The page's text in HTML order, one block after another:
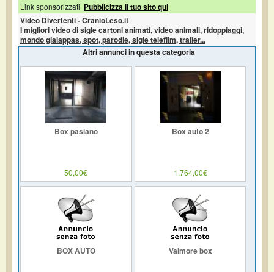
Link sponsorizzati Pubblicizza il tuo sito qui
Video Divertenti - CranioLeso.it
I migliori video di sigle cartoni animati, video animali, ridoppiaggi,
mondo gialappas, spot, parodie, sigle telefilm, trailer...
Altri annunci in questa categoria
Box pasiano
50,00€
Box auto 2
1.764,00€
BOX AUTO Valmore box